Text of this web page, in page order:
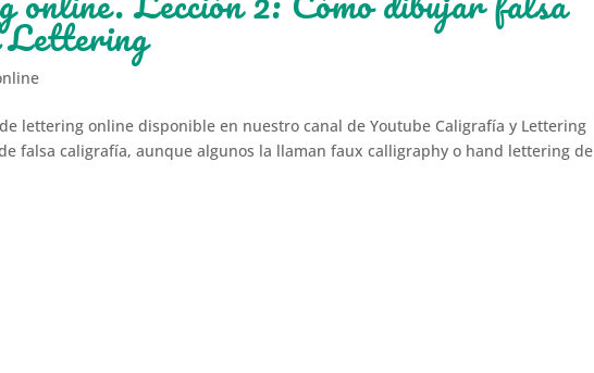
Lettering
lettering online disponible en nuestro canal de Youtube Caligrafía y Lettering
falsa caligrafía, aunque algunos la llaman faux calligraphy o hand lettering de